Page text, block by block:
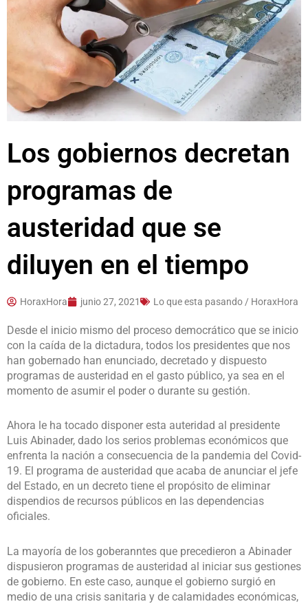
Los gobiernos decretan
programas de
austeridad que se
diluyen en el tiempo
HoraxHora junio 27, 2021 Lo que esta pasando / HoraxHora
Desde el inicio mismo del proceso democrático que se inicio
con la caída de la dictadura, todos los presidentes que nos
han gobernado han enunciado, decretado y dispuesto
programas de austeridad en el gasto público, ya sea en el
momento de asumir el poder o durante su gestión.
Ahora le ha tocado disponer esta auteridad al presidente
Luis Abinader, dado los serios problemas económicos que
enfrenta la nación a consecuencia de la pandemia del Covid-
19. El programa de austeridad que acaba de anunciar el jefe
del Estado, en un decreto tiene el propósito de eliminar
dispendios de recursos públicos en las dependencias
oficiales.
La mayoría de los goberanntes que precedieron a Abinader
dispusieron programas de austeridad al iniciar sus gestiones
de gobierno. En este caso, aunque el gobierno surgió en
medio de una crisis sanitaria y de calamidades económicas,